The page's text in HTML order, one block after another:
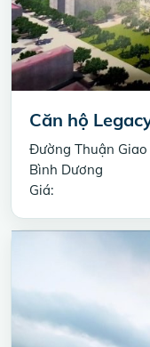
Căn hộ
Đường Thuận Giao
Bình Dương
Giá: